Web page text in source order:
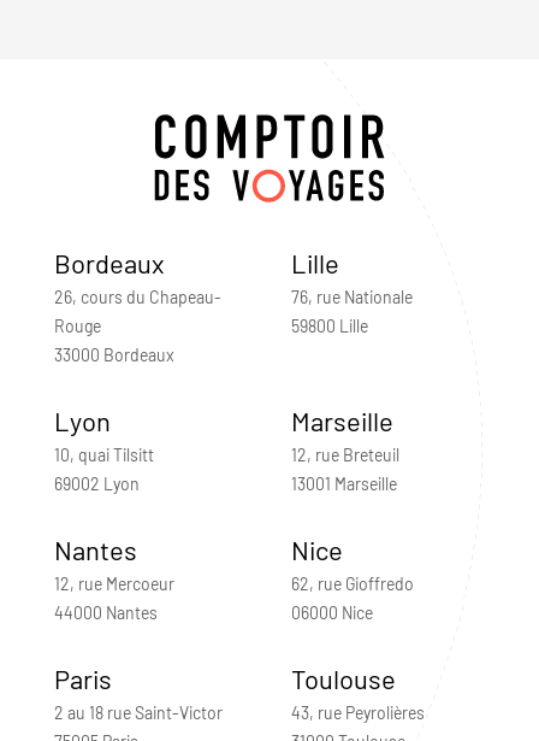
Bordeaux
26, cours du Chapeau-
Rouge
33000 Bordeaux
Lille
76, rue Nationale
59800 Lille
Lyon
10, quai Tilsitt
69002 Lyon
Marseille
12, rue Breteuil
13001 Marseille
Nantes
12, rue Mercoeur
44000 Nantes
Nice
62, rue Gioffredo
06000 Nice
Paris
2 au 18 rue Saint-Victor
Toulouse
43, rue Peyrolières